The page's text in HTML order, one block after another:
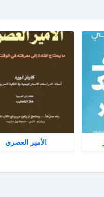
الأمير العصري